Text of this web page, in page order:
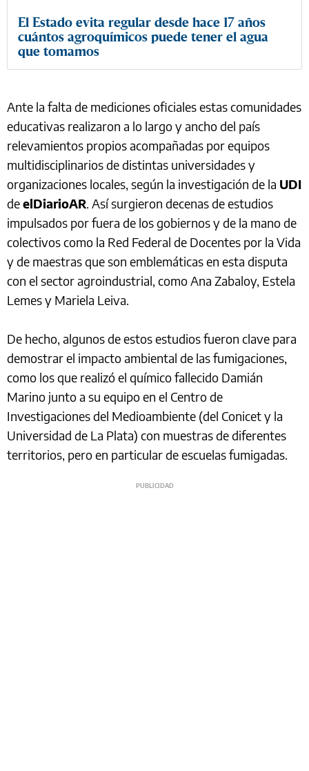
El Estado evita regular desde hace 17 años
cuántos agroquímicos puede tener el agua
que tomamos
Ante la falta de mediciones oficiales estas comunidades
educativas realizaron a lo largo y ancho del país
relevamientos propios acompañadas por equipos
multidisciplinarios de distintas universidades y
organizaciones locales, según la investigación de la UDI
deelDiarioAR. Así surgieron decenas de estudios
impulsados por fuera de los gobiernos y de la mano de
colectivos como la Red Federal de Docentes por la Vida
y de maestras que son emblemáticas en esta disputa
con el sector agroindustrial, como Ana Zabaloy, Estela
Lemes y Mariela Leiva.
De hecho, algunos de estos estudios fueron clave para
demostrar el impacto ambiental de las fumigaciones,
como los que realizó el químico fallecido Damián
Marino junto a su equipo en el Centro de
Investigaciones del Medioambiente (del Conicet y la
Universidad de La Plata) con muestras de diferentes
territorios, pero en particular de escuelas fumigadas.